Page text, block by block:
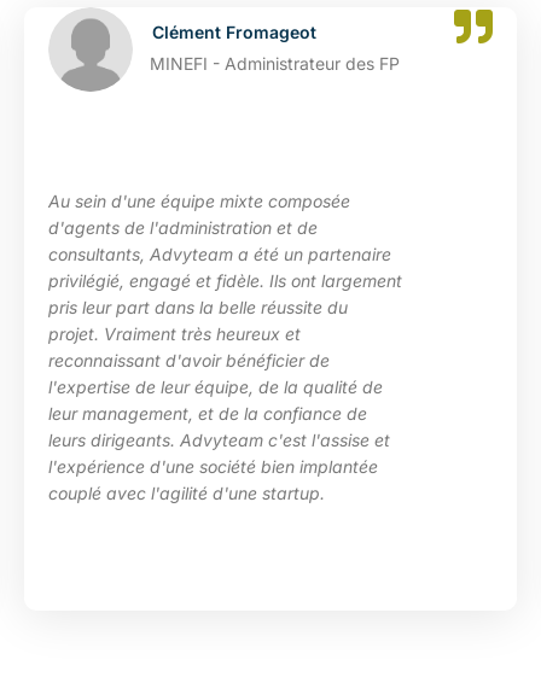
des FP
largement
de
de
et
Catherine Dupont
DGFIP -
La maîtrise des sujets, la
les besoins de ma structure,
des situations diverses. Nous
particulièrement apprécié
d’Advyteam lors de la
en place d’un plan de montée de
compétences sur le pôle de
HRa au sein de la DGFiP.